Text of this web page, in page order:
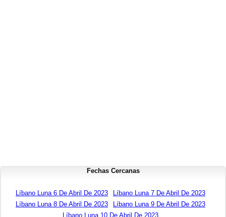
Fechas Cercanas
Líbano Luna 6 De Abril De 2023
Líbano Luna 7 De Abril De 2023
Líbano Luna 8 De Abril De 2023
Líbano Luna 9 De Abril De 2023
Líbano Luna 10 De Abril De 2023